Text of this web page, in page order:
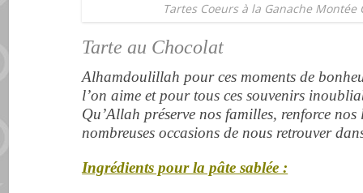
Tartes Coeurs à la Ganache Montée
Tarte au Chocolat
Alhamdoulillah pour ces moments de
l’on aime et pour tous ces souvenirs
Qu’Allah préserve nos familles, renforce
nombreuses occasions de nous retrouver
Ingrédients pour la pâte sablée :